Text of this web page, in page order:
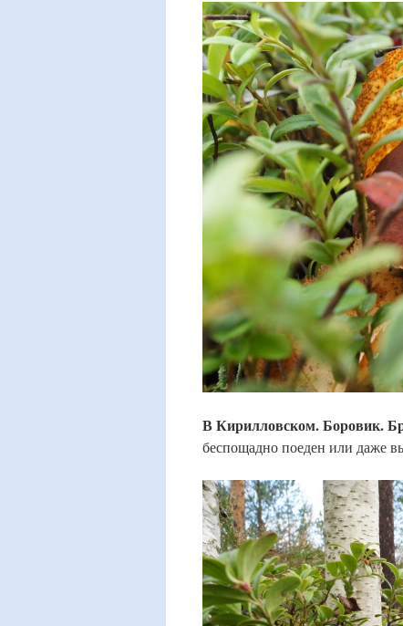
В Кирилловском. Боровик.
беспощадно поеден или даже